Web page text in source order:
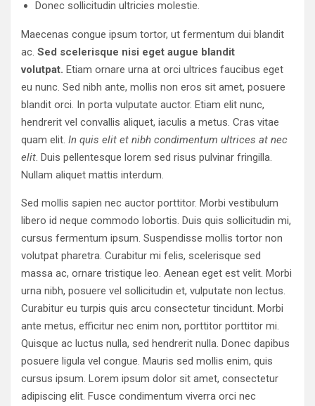
Donec sollicitudin ultricies molestie.
Maecenas congue ipsum tortor, ut fermentum dui blandit
ac. Sed scelerisque nisi eget augue blandit
volutpat. Etiam ornare urna at orci ultrices faucibus eget
eu nunc. Sed nibh ante, mollis non eros sit amet, posuere
blandit orci. In porta vulputate auctor. Etiam elit nunc,
hendrerit vel convallis aliquet, iaculis a metus. Cras vitae
quam elit. In quis elit et nibh condimentum ultrices at nec
elit. Duis pellentesque lorem sed risus pulvinar fringilla.
Nullam aliquet mattis interdum.
Sed mollis sapien nec auctor porttitor. Morbi vestibulum
libero id neque commodo lobortis. Duis quis sollicitudin mi,
cursus fermentum ipsum. Suspendisse mollis tortor non
volutpat pharetra. Curabitur mi felis, scelerisque sed
massa ac, ornare tristique leo. Aenean eget est velit. Morbi
urna nibh, posuere vel sollicitudin et, vulputate non lectus.
Curabitur eu turpis quis arcu consectetur tincidunt. Morbi
ante metus, efficitur nec enim non, porttitor porttitor mi.
Quisque ac luctus nulla, sed hendrerit nulla. Donec dapibus
posuere ligula vel congue. Mauris sed mollis enim, quis
cursus ipsum. Lorem ipsum dolor sit amet, consectetur
adipiscing elit. Fusce condimentum viverra orci nec